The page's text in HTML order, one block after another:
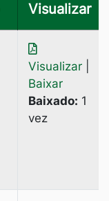
Visualizar
Visualizar
Baixar
Baixado: 1
vez